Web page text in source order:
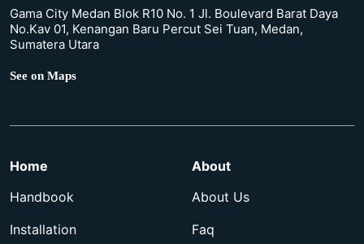
Gama City Medan Blok R10 No. 1 Jl. Boulevard Barat Daya
No.Kav 01, Kenangan Baru Percut Sei Tuan, Medan,
Sumatera Utara
See on Maps
Home
Handbook
Installation
About
About Us
Faq